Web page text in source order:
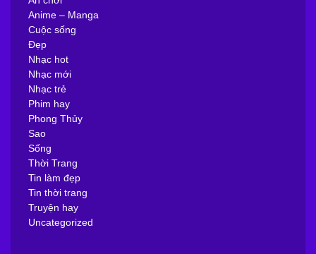
Anime – Manga
Cuộc sống
Đẹp
Nhạc hot
Nhạc mới
Nhạc trẻ
Phim hay
Phong Thủy
Sao
Sống
Thời Trang
Tin làm đẹp
Tin thời trang
Truyện hay
Uncategorized